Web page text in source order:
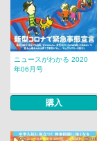
ニュースがわかる 2020
年06月号
購入